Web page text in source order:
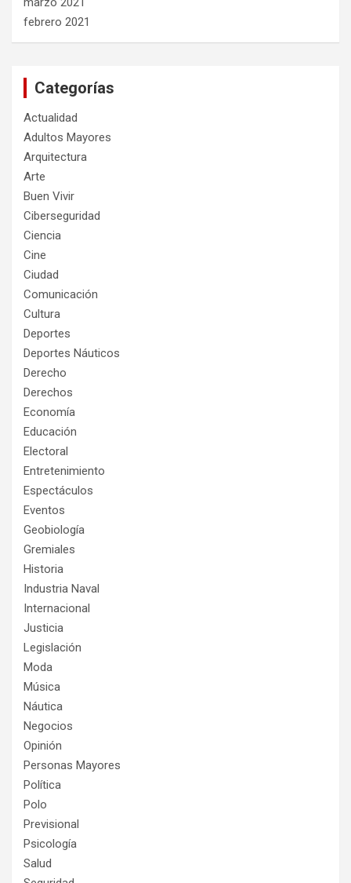
febrero 2021
Categorías
Actualidad
Adultos Mayores
Arquitectura
Arte
Buen Vivir
Ciberseguridad
Ciencia
Cine
Ciudad
Comunicación
Cultura
Deportes
Deportes Náuticos
Derecho
Derechos
Economía
Educación
Electoral
Entretenimiento
Espectáculos
Eventos
Geobiología
Gremiales
Historia
Industria Naval
Internacional
Justicia
Legislación
Moda
Música
Náutica
Negocios
Opinión
Personas Mayores
Política
Polo
Previsional
Psicología
Salud